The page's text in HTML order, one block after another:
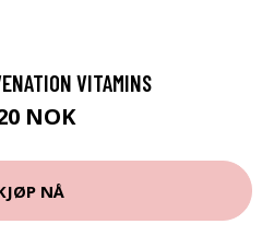
VITAMINS
NOK
NÅ